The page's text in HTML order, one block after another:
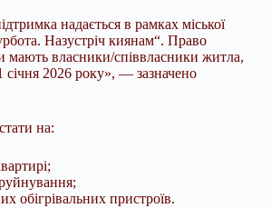
надається в рамках міської
Назустріч киянам“. Право
мають власники/співвласники житла,
2026 року», — зазначено
на:
обігрівальних пристроїв.